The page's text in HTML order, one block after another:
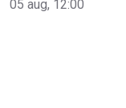
05 aug, 12:00